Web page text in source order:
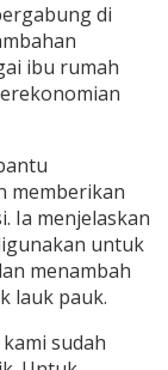
di
ibu rumah
memberikan
Ia menjelaskan
untuk
menambah
lauk pauk.
sudah